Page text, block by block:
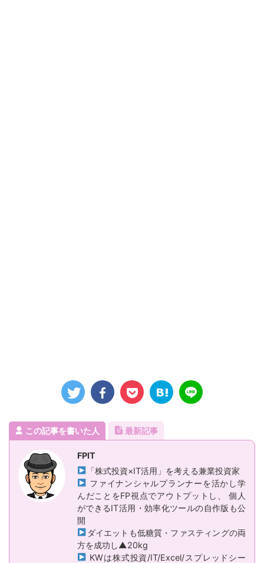
この記事を書いた人 最新記事
FPIT
「株式投資×IT活用」を考える兼業投資家
ファイナンシャルプランナーを活かし学
んだことをFP視点でアウトプットし、 個人
ができるIT活用・効率化ツールの自作版も公
開
ダイエットも低糖質・ファスティングの両
方を成功し▲20kg
KWは株式投資/IT/Excel/スプレッドシー